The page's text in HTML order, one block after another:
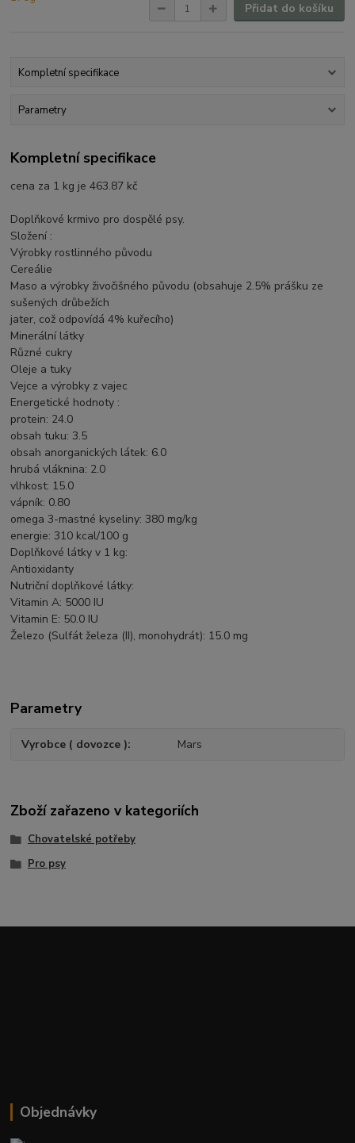
Přidat do košíku
Kompletní specifikace
Parametry
Kompletní specifikace
cena za 1 kg je 463.87 kč
Doplňkové krmivo pro dospělé psy.
Složení :
Výrobky rostlinného původu
Cereálie
Maso a výrobky živočišného původu (obsahuje 2.5% prášku ze
sušených drůbežích
jater, což odpovídá 4% kuřecího)
Minerální látky
Různé cukry
Oleje a tuky
Vejce a výrobky z vajec
Energetické hodnoty :
protein: 24.0
obsah tuku: 3.5
obsah anorganických látek: 6.0
hrubá vláknina: 2.0
vlhkost: 15.0
vápník: 0.80
omega 3-mastné kyseliny: 380 mg/kg
energie: 310 kcal/100 g
Doplňkové látky v 1 kg:
Antioxidanty
Nutriční doplňkové látky:
Vitamin A: 5000 IU
Vitamin E: 50.0 IU
Železo (Sulfát železa (II), monohydrát): 15.0 mg
Parametry
Vyrobce ( dovozce ) Mars
Zboží zařazeno v kategoriích
Chovatelské potřeby
Pro psy
Objednávky